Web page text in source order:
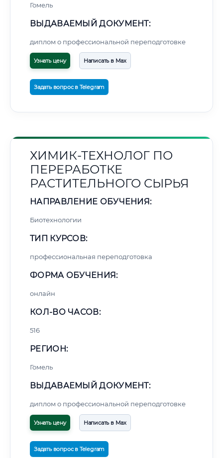
Гомель
ВЫДАВАЕМЫЙ ДОКУМЕНТ:
диплом о профессиональной переподготовке
Узнать цену Написать в Max
Задать вопрос в Telegram
ХИМИК-ТЕХНОЛОГ ПО
ПЕРЕРАБОТКЕ
РАСТИТЕЛЬНОГО СЫРЬЯ
НАПРАВЛЕНИЕ ОБУЧЕНИЯ:
Биотехнологии
ТИП КУРСОВ:
профессиональная переподготовка
ФОРМА ОБУЧЕНИЯ:
онлайн
КОЛ-ВО ЧАСОВ:
516
РЕГИОН:
Гомель
ВЫДАВАЕМЫЙ ДОКУМЕНТ:
диплом о профессиональной переподготовке
Узнать цену Написать в Max
Задать вопрос в Telegram